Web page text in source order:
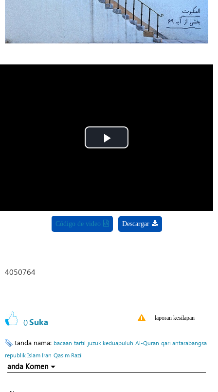
Play
Código de video Descargar
4050764
0Suka laporan kesilapan
tanda nama: bacaan tartil juzuk keduapuluh Al-Quran qari antarabangsa
republik Islam Iran Qasim Razii
anda Komen